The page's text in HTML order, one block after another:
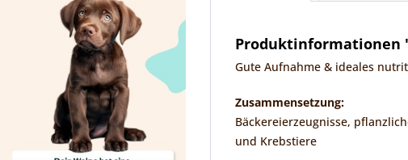
Produktinformationen
Gute Aufnahme & ideales
Zusammensetzung:
Bäckereierzeugnisse,
und Krebstiere